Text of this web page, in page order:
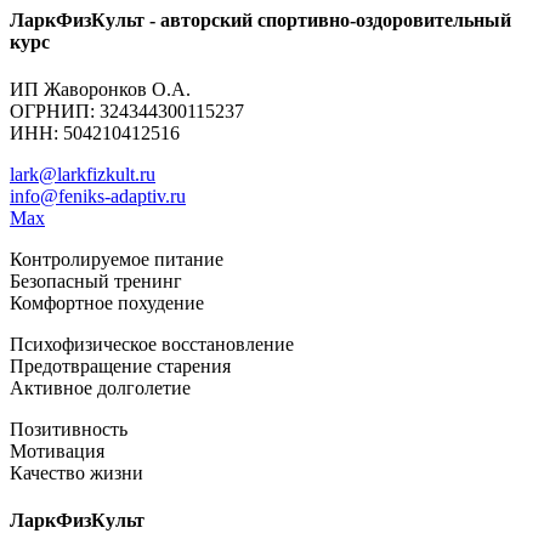
ЛаркФизКульт - авторский спортивно-оздоровительный
курс
ИП Жаворонков О.А.
ОГРНИП: 324344300115237
ИНН: 504210412516
lark@larkfizkult.ru
info@feniks-adaptiv.ru
Max
Контролируемое питание
Безопасный тренинг
Комфортное похудение
Психофизическое восстановление
Предотвращение старения
Активное долголетие
Позитивность
Мотивация
Качество жизни
ЛаркФизКульт